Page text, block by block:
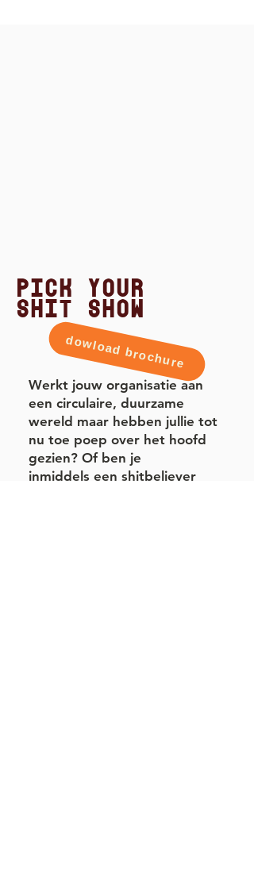
Pick your
Shit show
dowload brochure
Werkt jouw organisatie aan
een circulaire, duurzame
wereld maar hebben jullie tot
nu toe poep over het hoofd
gezien? Of ben je
inmiddels een shitbeliever